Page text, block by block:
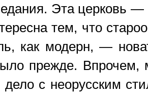
Эта церковь —
тем, что
как модерн, —
прежде. Впрочем,
с неорусским